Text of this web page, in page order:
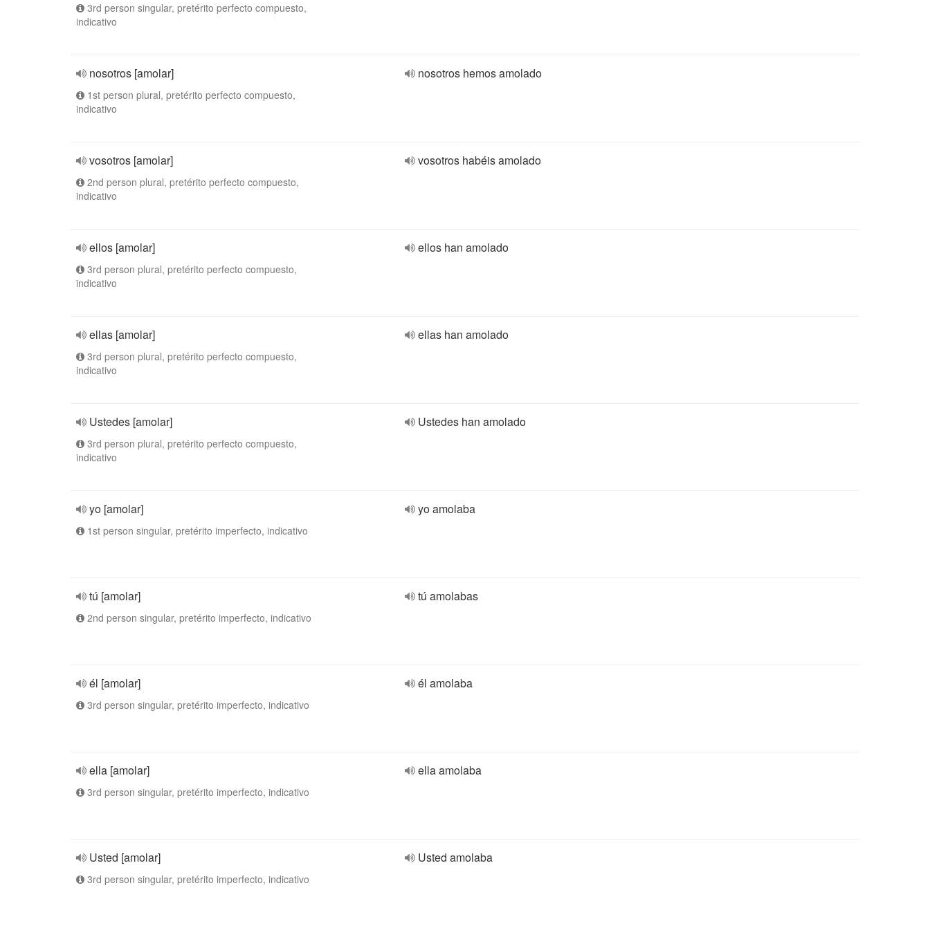
3rd person singular, pretérito perfecto compuesto,
indicativo
nosotros [amolar]
1st person plural, pretérito perfecto compuesto,
indicativo
nosotros hemos amolado
vosotros [amolar]
2nd person plural, pretérito perfecto compuesto,
indicativo
vosotros habéis amolado
ellos [amolar]
3rd person plural, pretérito perfecto compuesto,
indicativo
ellos han amolado
ellas [amolar]
3rd person plural, pretérito perfecto compuesto,
indicativo
ellas han amolado
Ustedes [amolar]
3rd person plural, pretérito perfecto compuesto,
indicativo
Ustedes han amolado
yo [amolar]
1st person singular, pretérito imperfecto, indicativo
yo amolaba
tú [amolar]
2nd person singular, pretérito imperfecto, indicativo
tú amolabas
él [amolar]
3rd person singular, pretérito imperfecto, indicativo
él amolaba
ella [amolar]
3rd person singular, pretérito imperfecto, indicativo
ella amolaba
Usted [amolar]
3rd person singular, pretérito imperfecto, indicativo
Usted amolaba